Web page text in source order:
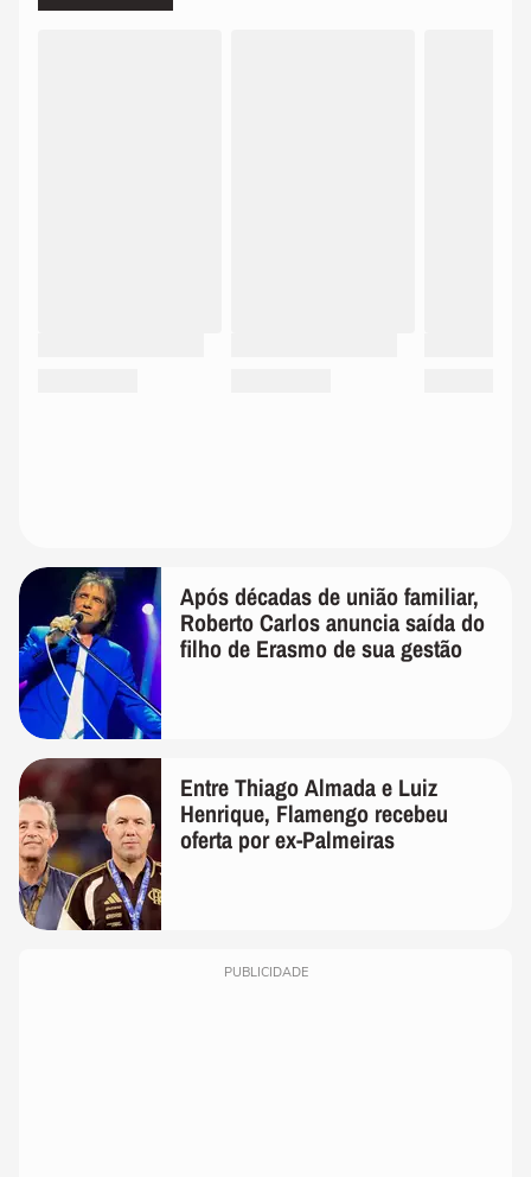
Após décadas de união familiar,
Roberto Carlos anuncia saída do
filho de Erasmo de sua gestão
Entre Thiago Almada e Luiz
Henrique, Flamengo recebeu
oferta por ex-Palmeiras
PUBLICIDADE